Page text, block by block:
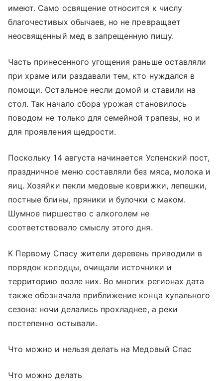
имеют. Само освящение относится к числу
благочестивых обычаев, но не превращает
неосвященный мед в запрещенную пищу.
Часть принесенного угощения раньше оставляли
при храме или раздавали тем, кто нуждался в
помощи. Остальное несли домой и ставили на
стол. Так начало сбора урожая становилось
поводом не только для семейной трапезы, но и
для проявления щедрости.
Поскольку 14 августа начинается Успенский пост,
праздничное меню составляли без мяса, молока и
яиц. Хозяйки пекли медовые коврижки, лепешки,
постные блины, пряники и булочки с маком.
Шумное пиршество с алкоголем не
соответствовало смыслу этого дня.
К Первому Спасу жители деревень приводили в
порядок колодцы, очищали источники и
территорию возле них. Во многих регионах дата
также обозначала приближение конца купального
сезона: ночи делались прохладнее, а реки
постепенно остывали.
Что можно и нельзя делать на Медовый Спас
Что можно делать